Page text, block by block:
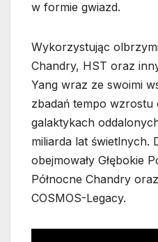
w formie gwiazd.
Wykorzystując
Chandry, HST oraz
Yang wraz ze swoimi
zbadań tempo
galaktykach
miliarda lat świetlnych.
obejmowały Głębokie
Północne Chandry
COSMOS-Legacy.